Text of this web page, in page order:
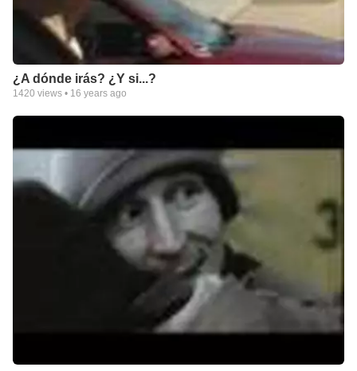
¿A dónde irás? ¿Y si...?
1420 views • 16 years ago